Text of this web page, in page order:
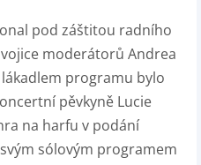
pod záštitou radního
moderátorů Andrea
programu bylo
pěvkyně Lucie
na harfu v podání
sólovým programem